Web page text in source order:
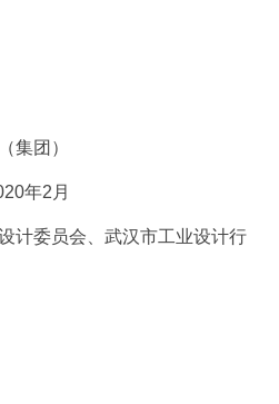
集团）
年2月
计委员会、武汉市工业设计行